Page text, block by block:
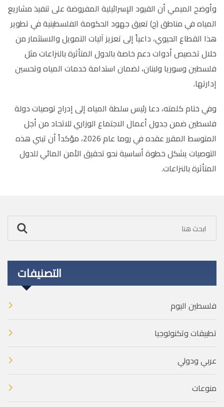
وأوضح الميمي أن القيود الإسرائيلية المفروضة على تنفيذ مشاريع
المياه في مناطق (ج) تعيق جهود الحكومة الفلسطينية في تطوير
هذا القطاع الحيوي، داعياً إلى تعزيز آليات التمويل والاستثمار من
خلال تخصيص أدوات دعم خاصة بالدول المتأثرة بالنزاعات مثل
فلسطين وسوريا ولبنان، لضمان استدامة خدمات المياه وتحسين
إدارتها.
وفي ختام كلمته، دعا رئيس سلطة المياه إلى إدراج توصيات دولة
فلسطين ضمن جدول أعمال الاجتماع الوزاري للاتحاد من أجل
المتوسط المقرر عقده في روما عام 2026، مؤكداً أن تبني هذه
التوصيات يشكل خطوة أساسية نحو تحقيق الأمن المائي للدول
المتأثرة بالنزاعات.
التصنيفات
فلسطين اليوم
تطبيقات وتكنولوجيا
عربي ودولي
منوعات